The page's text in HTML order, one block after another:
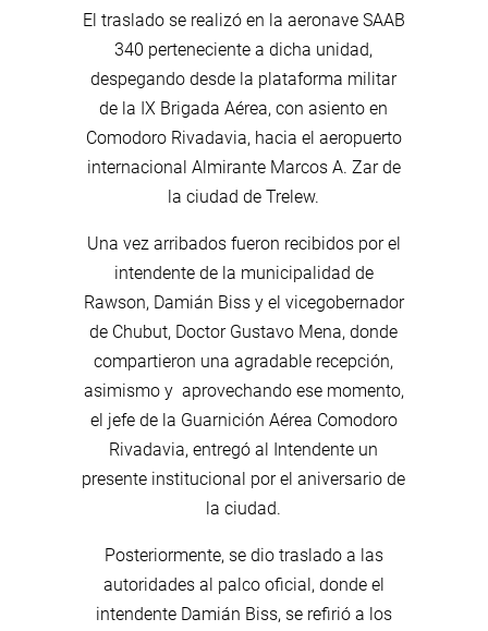
El traslado se realizó en la aeronave SAAB
340 perteneciente a dicha unidad,
despegando desde la plataforma militar
de la IX Brigada Aérea, con asiento en
Comodoro Rivadavia, hacia el aeropuerto
internacional Almirante Marcos A. Zar de
la ciudad de Trelew.
Una vez arribados fueron recibidos por el
intendente de la municipalidad de
Rawson, Damián Biss y el vicegobernador
de Chubut, Doctor Gustavo Mena, donde
compartieron una agradable recepción,
asimismo y aprovechando ese momento,
el jefe de la Guarnición Aérea Comodoro
Rivadavia, entregó al Intendente un
presente institucional por el aniversario de
la ciudad.
Posteriormente, se dio traslado a las
autoridades al palco oficial, donde el
intendente Damián Biss, se refirió a los